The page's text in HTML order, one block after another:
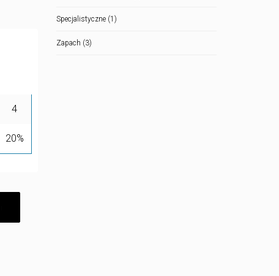
4
20%
Specjalistyczne (1)
Zapach (3)